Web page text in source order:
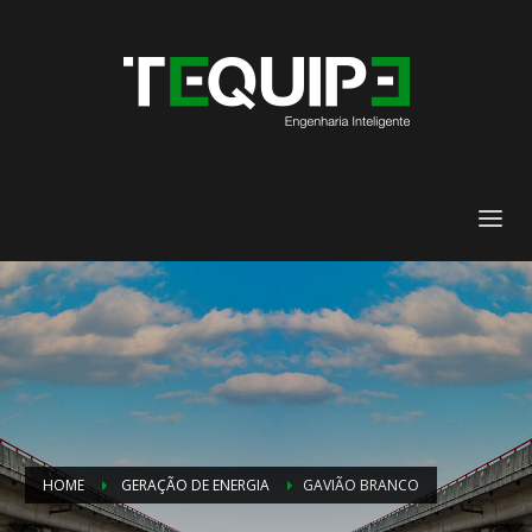
HOME GERAÇÃO DE ENERGIA GAVIÃO BRANCO